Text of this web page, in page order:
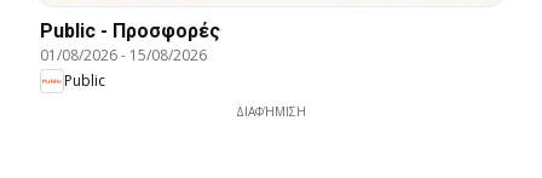
Public - Προσφορές
01/08/2026- 15/08/2026
Public
ΔΙΑΦΉΜΙΣΗ